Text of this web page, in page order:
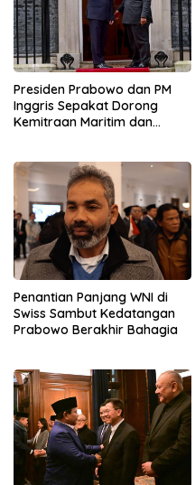
Presiden Prabowo dan PM
Inggris Sepakat Dorong
Kemitraan Maritim dan
Penantian Panjang WNI di
Swiss Sambut Kedatangan
Prabowo Berakhir Bahagia